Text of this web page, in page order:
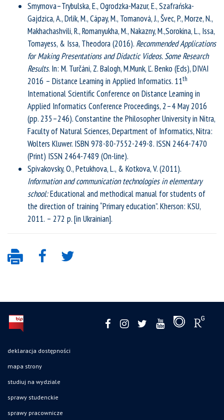
Smyrnova–Trybulska, E., Ogrodzka-Mazur, E., Szafrańska-
Gajdzica, A., Drlík, M., Cápay, M., Tomanová, J., Švec, P., Morze, N.,
Makhachashvili, R., Romanyukha, M., Nakazny, M.,Sorokina, L., Issa,
Tomayess, & Issa, Theodora (2016). Recommended Applications
for Making Presentations and Didactic Videos. Some Research
Results. In: M. Turčáni, Z. Balogh, M.Munk, Ľ. Benko (Eds), DIVAI
2016 – Distance Learning in Applied Informatics. 11th
International Scientific Conference on Distance Learning in
Applied Informatics Conference Proceedings, 2–4 May 2016
(pp. 235–246). Constantine the Philosopher University in Nitra,
Faculty of Natural Sciences, Department of Informatics, Nitra:
Wolters Kluwer. ISBN 978-80-7552-249-8. ISSN 2464-7470
(Print) ISSN 2464-7489 (On-line).
Spivakovsky, O., Petukhova, L., & Kotkova, V. (2011).
Information and communication technologies in elementary
school:Educational and methodical manual for students of
the direction of training “Primary education”. Kherson: KSU,
2011. – 272 p. [in Ukrainian].
deklaracja dostępności
mapa strony
studiuj na wydziale
sprawy studenckie
sprawy pracownicze